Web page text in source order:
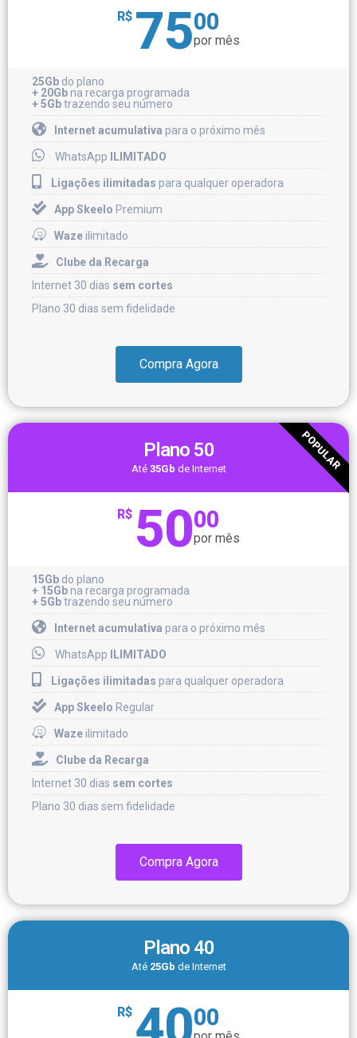
R$ 7500
por mês
25Gb do plano
+ 20Gbna recarga programada
+ 5Gbtrazendo seu número
Internet acumulativa para o próximo mês
WhatsApp ILIMITADO
Ligações ilimitadas para qualquer operadora
App Skeelo Premium
Wazeilimitado
Clube da Recarga
Internet 30 dias sem cortes
Plano 30 dias sem fidelidade
Compra Agora
Plano 50
Até 35Gb de Internet
R$ 5000
por mês
15Gb do plano
+ 15Gbna recarga programada
+ 5Gbtrazendo seu número
Internet acumulativa para o próximo mês
WhatsApp ILIMITADO
Ligações ilimitadas para qualquer operadora
App Skeelo Regular
Wazeilimitado
Clube da Recarga
Internet 30 dias sem cortes
Plano 30 dias sem fidelidade
Compra Agora
POPULAR
Plano 40
Até 25Gb de Internet
R$ 00